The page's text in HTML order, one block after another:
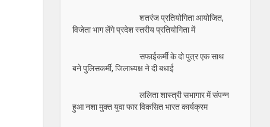
शतरंज प्रतियोगिता आयोजित,
विजेता भाग लेंगे प्रदेश स्तरीय प्रतियोगिता में
सफाईकर्मी के दो पुत्र एक साथ
बने पुलिसकर्मी, जिलाध्यक्ष ने दी बधाई
ललिता शास्त्री सभागार में संपन्न
हुआ नशा मुक्त युवा फार विकसित भारत कार्यक्रम